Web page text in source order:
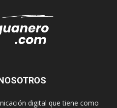
digital que tiene como